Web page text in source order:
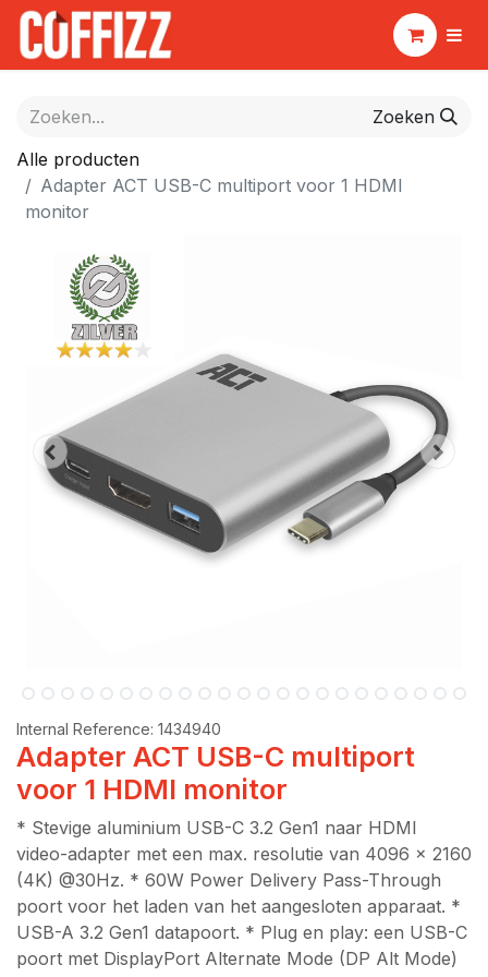
Zoeken
Alle producten
Adapter ACT USB-C multiport voor 1 HDMI
monitor
Internal Reference: 1434940
Adapter ACT USB-C multiport
voor 1 HDMI monitor
* Stevige aluminium USB-C 3.2 Gen1 naar HDMI
video-adapter met een max. resolutie van 4096 x 2160
(4K) @30Hz. * 60W Power Delivery Pass-Through
poort voor het laden van het aangesloten apparaat. *
USB-A 3.2 Gen1 datapoort. * Plug en play: een USB-C
poort met DisplayPort Alternate Mode (DP Alt Mode)